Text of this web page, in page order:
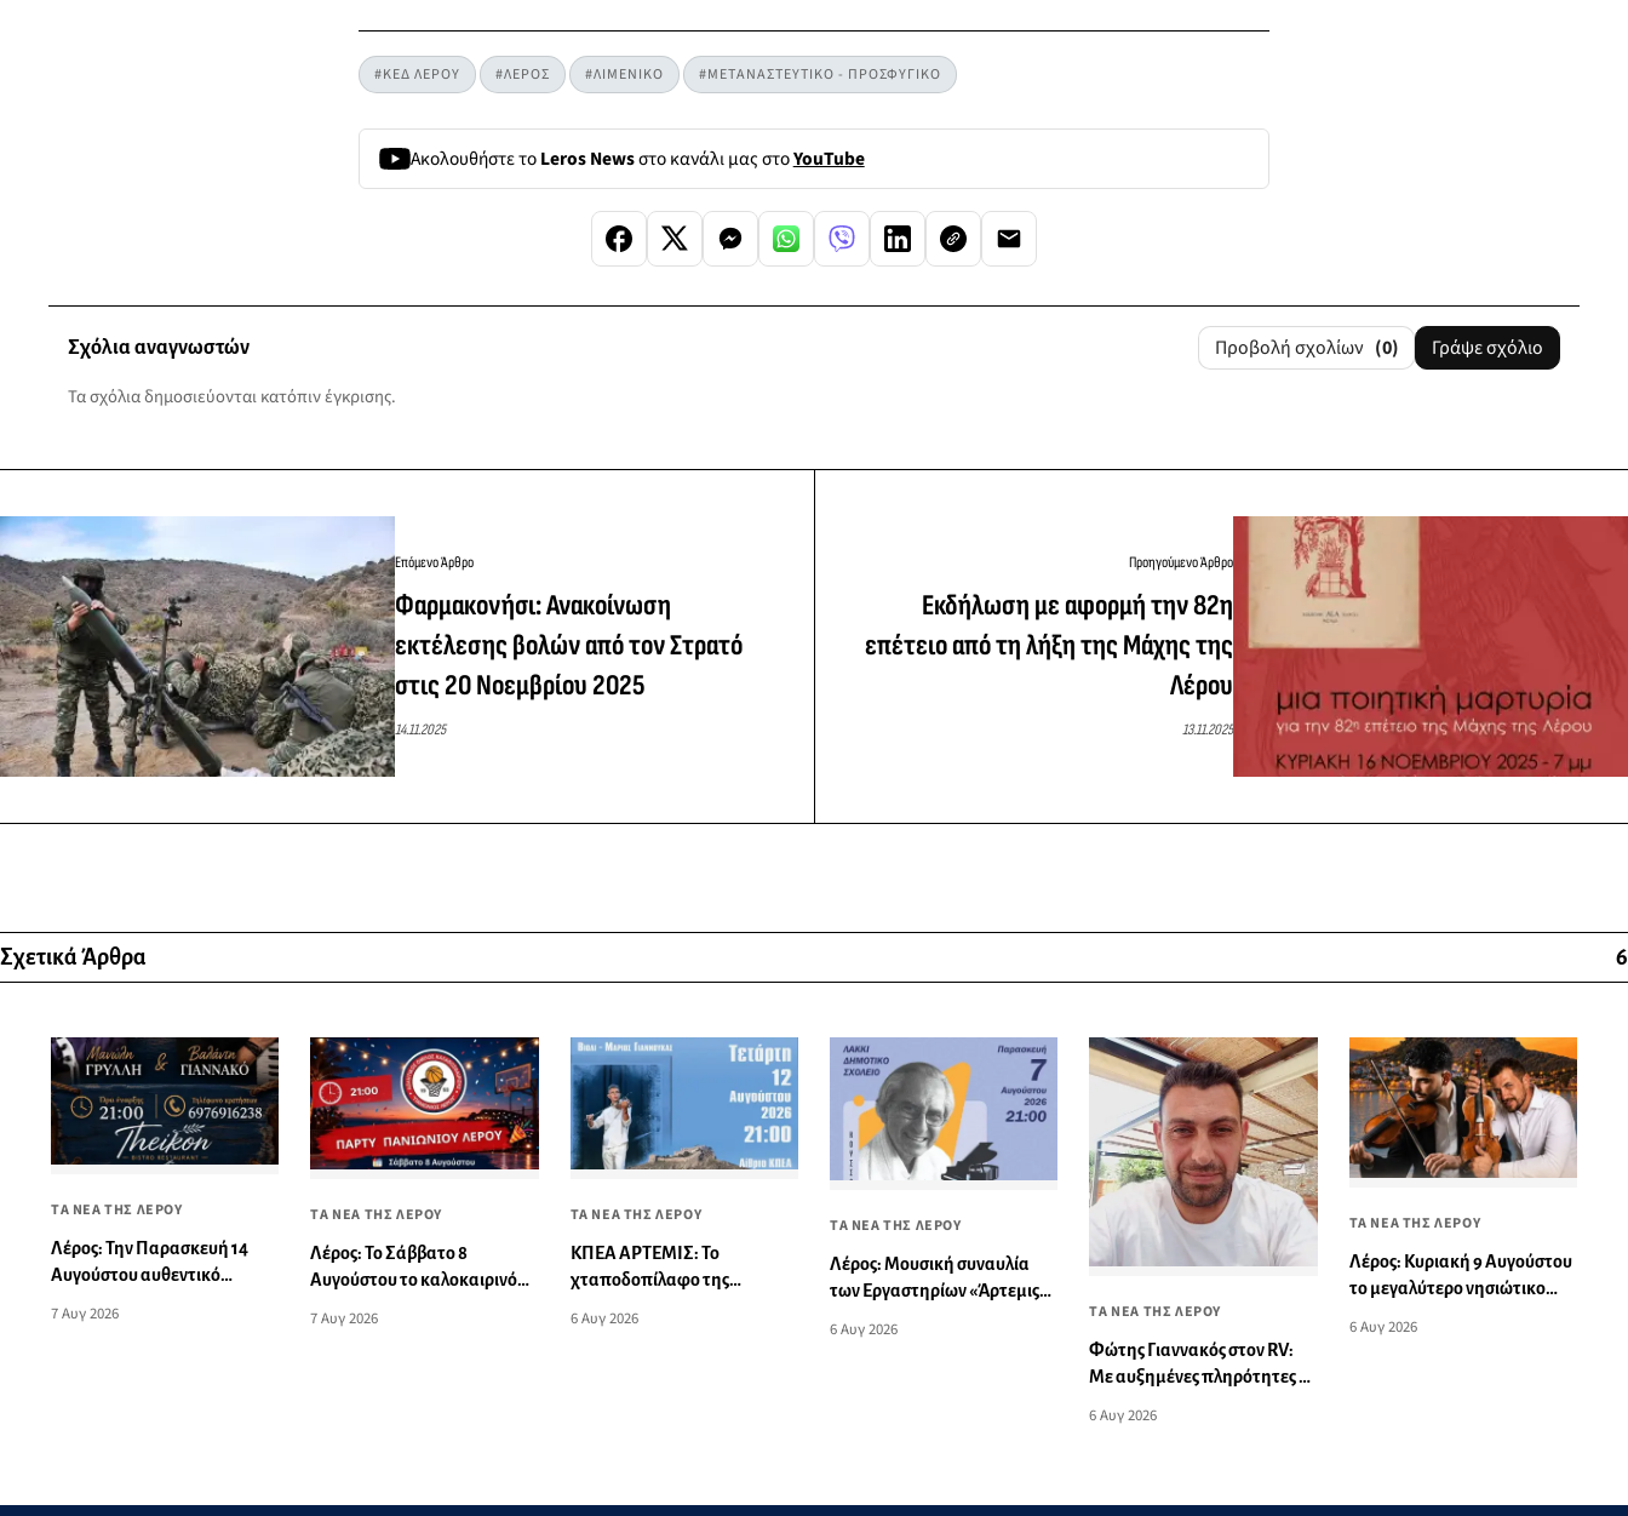
#ΚΕΔ ΛΕΡΟΥ #ΛΕΡΟΣ #ΛΙΜΕΝΙΚΟ #ΜΕΤΑΝΑΣΤΕΥΤΙΚΟ - ΠΡΟΣΦΥΓΙΚΟ
Ακολουθήστε τοLeros Newsστο κανάλι μας στοYouTube
Σχόλια αναγνωστών Προβολή σχολίων (0) Γράψε σχόλιο
Τα σχόλια δημοσιεύονται κατόπιν έγκρισης.
Επόμενο Άρθρο
Φαρμακονήσι: Ανακοίνωση
εκτέλεσης βολών από τον Στρατό
στις 20 Νοεμβρίου 2025
14.11.2025
Προηγούμενο Άρθρο
Εκδήλωση με αφορμή την 82η
επέτειο από τη λήξη της Μάχης της
Λέρου
13.11.2025
Σχετικά Άρθρα 6
ΤΑ ΝΕΑ ΤΗΣ ΛΕΡΟΥ
Λέρος: Την Παρασκευή 14
Αυγούστου αυθεντικό
Bistro Restaurant!
7 Αυγ 2026
ΤΑ ΝΕΑ ΤΗΣ ΛΕΡΟΥ
Λέρος: Το Σάββατο 8
Αυγούστου το καλοκαιρινό
7 Αυγ 2026
ΤΑ ΝΕΑ ΤΗΣ ΛΕΡΟΥ
ΚΠΕΑ ΑΡΤΕΜΙΣ: Το
χταποδοπίλαφο της
εκδήλωση
6 Αυγ 2026
ΤΑ ΝΕΑ ΤΗΣ ΛΕΡΟΥ
Λέρος: Μουσική συναυλία
των Εργαστηρίων «Άρτεμις»
Λακκίου
6 Αυγ 2026
ΤΑ ΝΕΑ ΤΗΣ ΛΕΡΟΥ
Φώτης Γιαννακός στον RV:
Με αυξημένες πληρότητες η
της τουριστικής σεζόν στο
6 Αυγ 2026
ΤΑ ΝΕΑ ΤΗΣ ΛΕΡΟΥ
Λέρος: Κυριακή 9 Αυγούστου
το μεγαλύτερο νησιώτικο
6 Αυγ 2026